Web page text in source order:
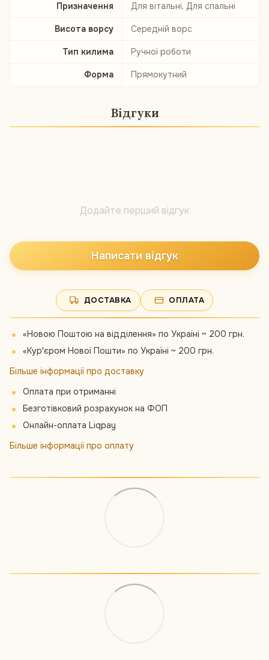
Призначення Для вітальні, Для спальні
Висота ворсу Середній ворс
Тип килима Ручної роботи
Форма Прямокутний
Відгуки
Додайте перший відгук
Написати відгук
ДОСТАВКА ОПЛАТА
«Новою Поштою на відділення» по Україні ~ 200 грн.
«Кур'єром Нової Пошти» по Україні ~ 200 грн.
Більше інформації про доставку
Оплата при отриманні
Безготівковий розрахунок на ФОП
Онлайн-оплата Liqpay
Більше інформації про оплату